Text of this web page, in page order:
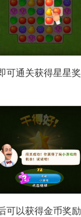
可通关获得星星
可以获得金币奖励